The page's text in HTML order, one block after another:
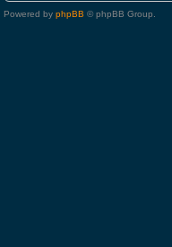
Powered by phpBB © phpBB Group.